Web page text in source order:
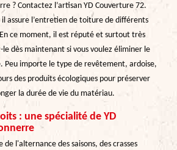
? Contactez l’artisan YD Couverture 72.
il assure l’entretien de toiture de différents
ce moment, il est réputé et surtout très
dès maintenant si vous voulez éliminer le
importe le type de revêtement, ardoise,
des produits écologiques pour préserver
la durée de vie du matériau.
: une spécialité de YD
de l'alternance des saisons, des crasses